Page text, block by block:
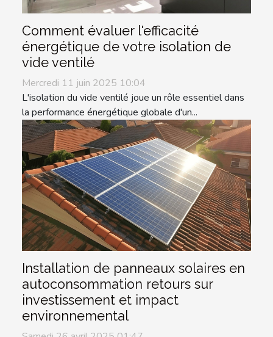
Comment évaluer l'efficacité
énergétique de votre isolation de
vide ventilé
Mercredi 11 juin 2025 10:04
L'isolation du vide ventilé joue un rôle essentiel dans
la performance énergétique globale d'un...
Installation de panneaux solaires en
autoconsommation retours sur
investissement et impact
environnemental